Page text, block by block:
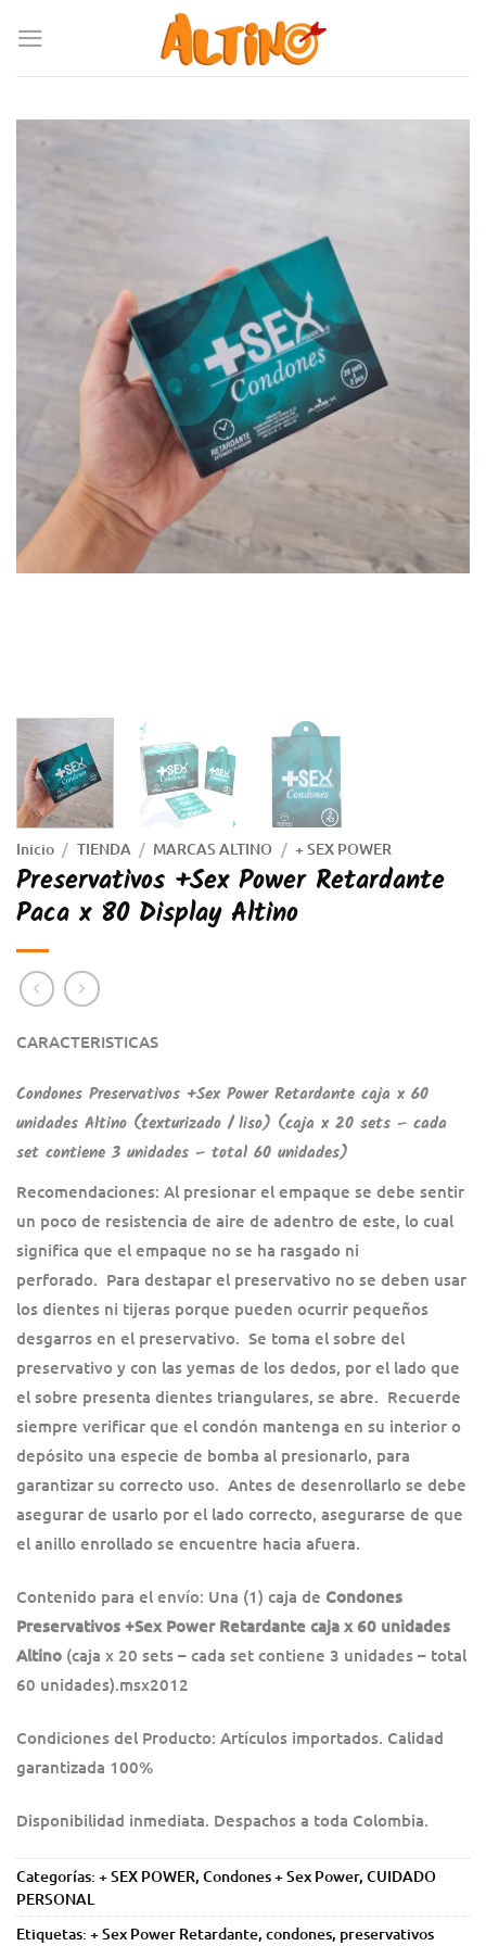
Inicio / TIENDA / MARCAS ALTINO / + SEX POWER
Preservativos +Sex Power Retardante
Paca x 80 Display Altino
CARACTERISTICAS
Condones Preservativos +Sex Power Retardante caja x 60
unidades Altino (texturizado / liso) (caja x 20 sets – cada
set contiene 3 unidades – total 60 unidades)
Recomendaciones: Al presionar el empaque se debe sentir
un poco de resistencia de aire de adentro de este, lo cual
significa que el empaque no se ha rasgado ni
perforado. Para destapar el preservativo no se deben usar
los dientes ni tijeras porque pueden ocurrir pequeños
desgarros en el preservativo. Se toma el sobre del
preservativo y con las yemas de los dedos, por el lado que
el sobre presenta dientes triangulares, se abre. Recuerde
siempre verificar que el condón mantenga en su interior o
depósito una especie de bomba al presionarlo, para
garantizar su correcto uso. Antes de desenrollarlo se debe
asegurar de usarlo por el lado correcto, asegurarse de que
el anillo enrollado se encuentre hacia afuera.
Contenido para el envío: Una (1) caja de Condones
Preservativos +Sex Power Retardante caja x 60 unidades
Altino (caja x 20 sets – cada set contiene 3 unidades – total
60 unidades).msx2012
Condiciones del Producto: Artículos importados. Calidad
garantizada 100%
Disponibilidad inmediata. Despachos a toda Colombia.
Categorías: + SEX POWER, Condones + Sex Power, CUIDADO
PERSONAL
Etiquetas: + Sex Power Retardante, condones, preservativos